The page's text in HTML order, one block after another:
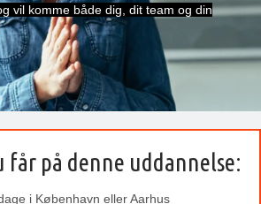
vil komme både dig, dit team og din
får på denne uddannelse:
i København eller Aarhus